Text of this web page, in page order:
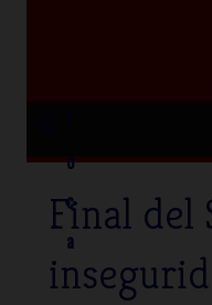
o
c
a
Final del